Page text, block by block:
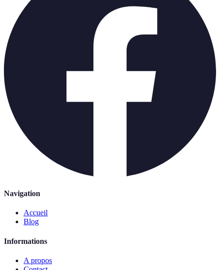
Navigation
Accueil
Blog
Informations
A propos